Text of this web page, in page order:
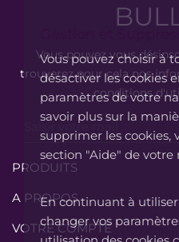
Vous pouvez choisir à
désactiver les cookies
paramètres de votre
savoir plus sur la
supprimer les cookies,
section "Aide" de votre
En continuant à
changer vos
Vous pouvez vous
trouverez pour cela nos
conditions
PRODUITS
A PROPOS
VOTRE COMPTE